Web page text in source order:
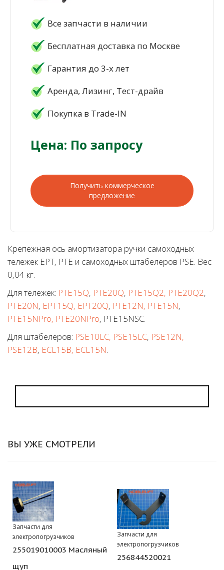
Все запчасти в наличии
Бесплатная доставка по Москве
Гарантия до 3-х лет
Аренда, Лизинг, Тест-драйв
Покупка в Trade-IN
Цена: По запросу
Получить коммерческое
предложение
Крепежная ось амортизатора ручки самоходных
тележек EPT, PTE и самоходных штабелеров PSE. Вес
0,04 кг.
Для тележек: PTE15Q, PTE20Q, PTE15Q2, PTE20Q2,
PTE20N, EPT15Q, EPT20Q, PTE12N, PTE15N,
PTE15NPro, PTE20NPro, PTE15NSC.
Для штабелеров: PSE10LC, PSE15LC, PSE12N,
PSE12B, ECL15B, ECL15N.
ВЫ УЖЕ СМОТРЕЛИ
Запчасти для
электропогрузчиков
255019010003 Масляный
щуп
Запчасти для
электропогрузчиков
256844520021